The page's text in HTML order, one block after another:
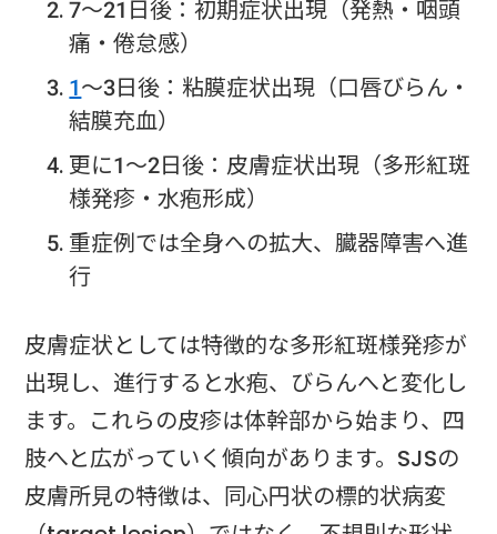
7〜21日後：初期症状出現（発熱・咽頭
痛・倦怠感）
1〜3日後：粘膜症状出現（口唇びらん・
結膜充血）
更に1〜2日後：皮膚症状出現（多形紅斑
様発疹・水疱形成）
重症例では全身への拡大、臓器障害へ進
行
皮膚症状としては特徴的な多形紅斑様発疹が
出現し、進行すると水疱、びらんへと変化し
ます。これらの皮疹は体幹部から始まり、四
肢へと広がっていく傾向があります。SJSの
皮膚所見の特徴は、同心円状の標的状病変